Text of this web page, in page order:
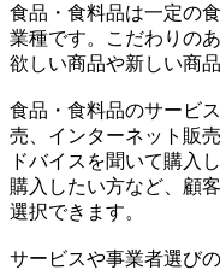
食品・食料品は一定の
業種です。こだわりの
欲しい商品や新しい商
食品・食料品のサービ
売、インターネット販
ドバイスを聞いて購入
購入したい方など、顧
選択できます。
サービスや事業者選び